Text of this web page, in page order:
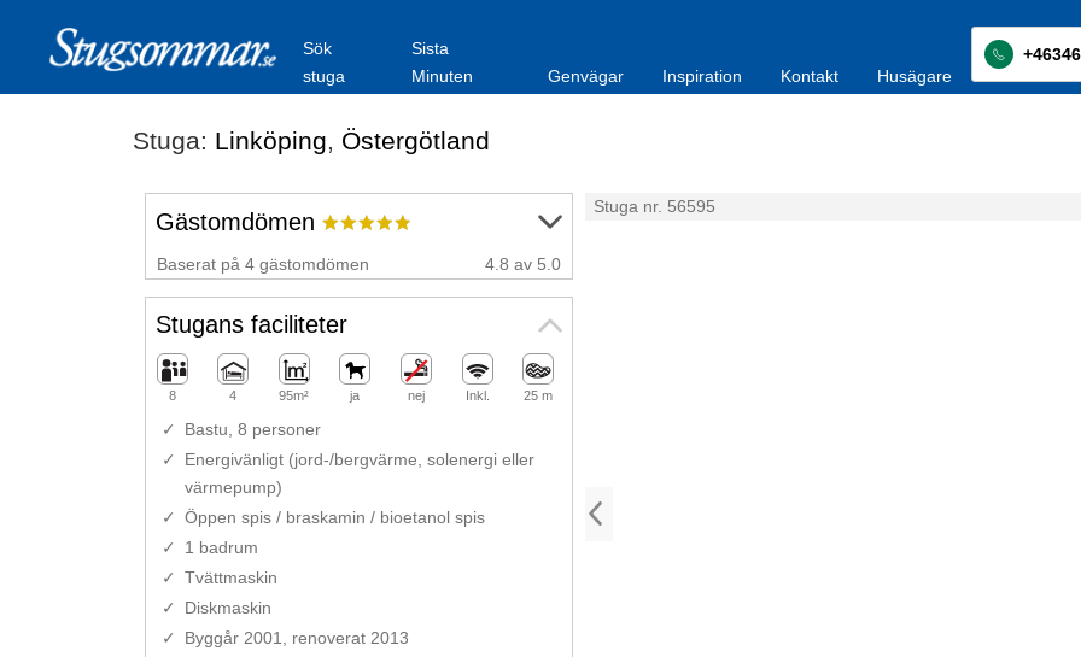
Sök
stuga
Sista
Minuten
Genvägar Inspiration Kontakt Husägare
Stuga: Linköping, Östergötland
Stuga nr. 56595
Gästomdömen
Baserat på 4 gästomdömen 4.8 av 5.0
Stugans faciliteter
8 4 95m² ja nej Inkl. 25 m
Bastu, 8 personer
Energivänligt (jord-/bergvärme, solenergi eller
värmepump)
Öppen spis / braskamin / bioetanol spis
1 badrum
Tvättmaskin
Diskmaskin
Byggår 2001, renoverat 2013